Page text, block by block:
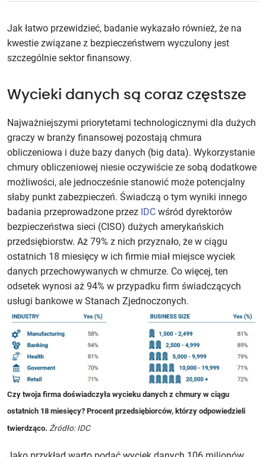
Jak łatwo przewidzieć, badanie wykazało również, że na
kwestie związane z bezpieczeństwem wyczulony jest
szczególnie sektor finansowy.
Wycieki danych są coraz częstsze
Najważniejszymi priorytetami technologicznymi dla dużych
graczy w branży finansowej pozostają chmura
obliczeniowa i duże bazy danych (big data). Wykorzystanie
chmury obliczeniowej niesie oczywiście ze sobą dodatkowe
możliwości, ale jednocześnie stanowić może potencjalny
słaby punkt zabezpieczeń. Świadczą o tym wyniki innego
badania przeprowadzone przez IDC wśród dyrektorów
bezpieczeństwa sieci (CISO) dużych amerykańskich
przedsiębiorstw. Aż 79% z nich przyznało, że w ciągu
ostatnich 18 miesięcy w ich firmie miał miejsce wyciek
danych przechowywanych w chmurze. Co więcej, ten
odsetek wynosi aż 94% w przypadku firm świadczących
usługi bankowe w Stanach Zjednoczonych.
Indeks
górny
Czy
firma
Czy twoja firma doświadczyła wycieku danych z chmury w ciągu
ostatnich 18 miesięcy? Procent przedsiębiorców, którzy odpowiedzieli
twierdząco. Źródło: IDC